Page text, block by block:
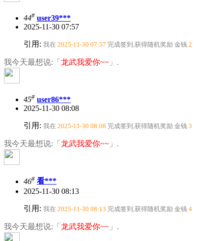
44# user39***
2025-11-30 07:57
引用: 我在 2025-11-30 07:57 完成签到,获得随机奖励 金钱 2
我今天最想说:「 龙武我爱你~~ 」.
45# user86***
2025-11-30 08:08
引用: 我在 2025-11-30 08:08 完成签到,获得随机奖励 金钱 3
我今天最想说:「 龙武我爱你~~ 」.
46# 看***
2025-11-30 08:13
引用: 我在 2025-11-30 08:13 完成签到,获得随机奖励 金钱 4
我今天最想说:「 龙武我爱你~~ 」.